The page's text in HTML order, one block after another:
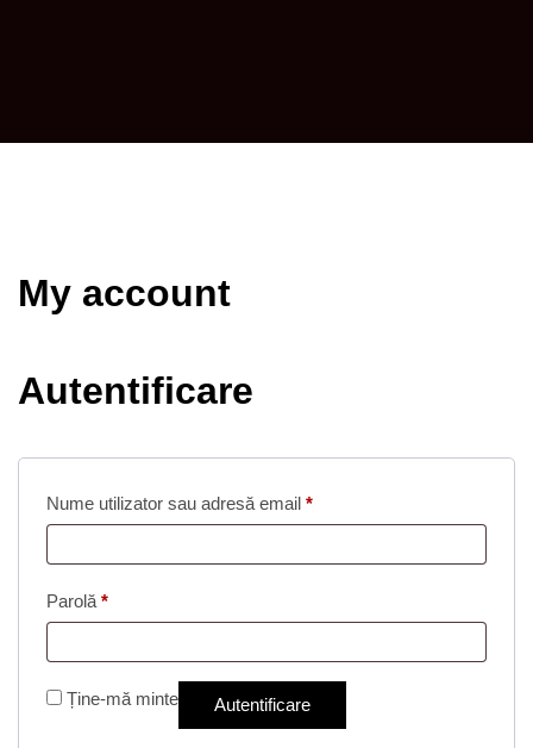
My account
Autentificare
Nume utilizator sau adresă email *Obligatoriu
Parolă *Obligatoriu
Ține-mă minte Autentificare